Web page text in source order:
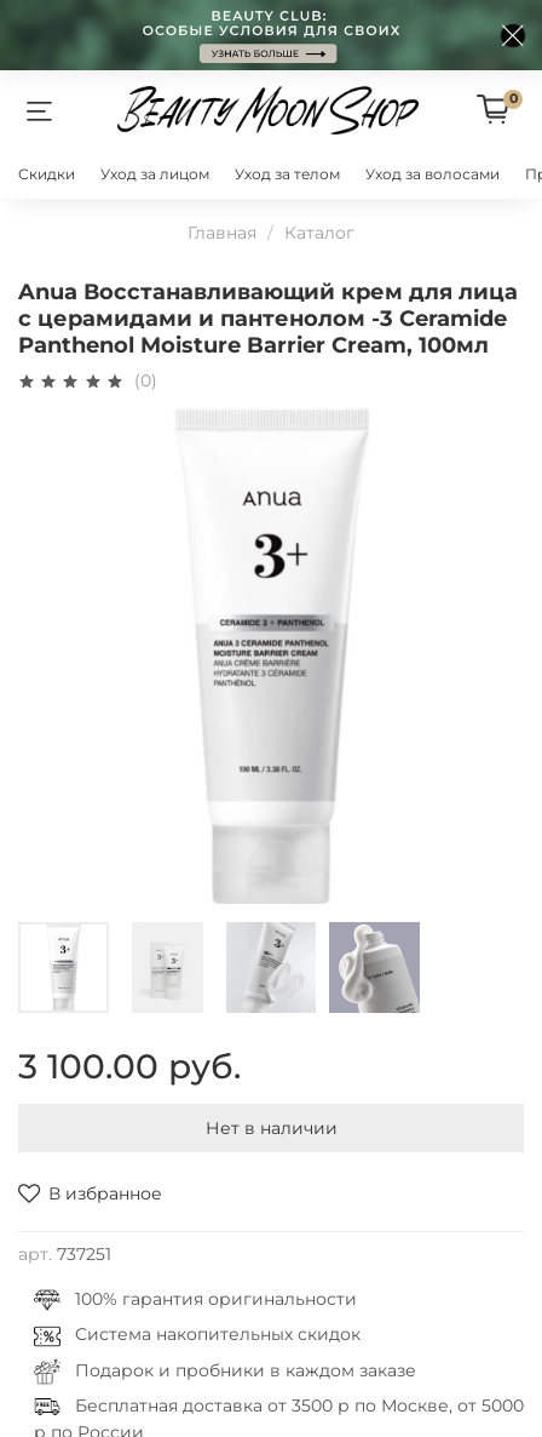
0
Скидки Уход за лицом Уход за телом Уход за волосами
Главная Каталог
Anua Восстанавливающий крем для лица
с церамидами и пантенолом -3 Ceramide
Panthenol Moisture Barrier Cream, 100мл
(0)
В избранное
арт. 737251
3 100.00 руб.
Нет в наличии
100% гарантия оригинальности
Система накопительных скидок
Подарок и пробники в каждом заказе
Бесплатная доставка от 3500 р по Москве, от 5000
р по России